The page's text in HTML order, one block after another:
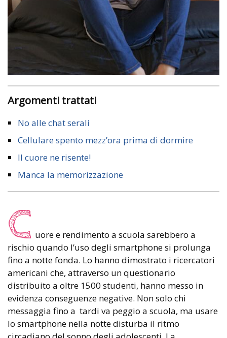
Argomenti trattati
No alle chat serali
Cellulare spento mezz’ora prima di dormire
Il cuore ne risente!
Manca la memorizzazione
C uore e rendimento a scuola sarebbero a
rischio quando l’uso degli smartphone si prolunga
fino a notte fonda. Lo hanno dimostrato i ricercatori
americani che, attraverso un questionario
distribuito a oltre 1500 studenti, hanno messo in
evidenza conseguenze negative. Non solo chi
messaggia fino a tardi va peggio a scuola, ma usare
lo smartphone nella notte disturba il ritmo